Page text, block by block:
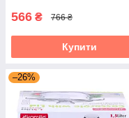
566 ₴ 766 ₴
Купити
–26%